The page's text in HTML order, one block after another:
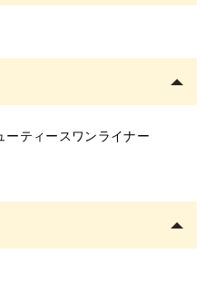
拭き取って清潔にしてお使
色、模様など多少異なる場
る場合があります。
用をしないでください。
ティースワンライナー